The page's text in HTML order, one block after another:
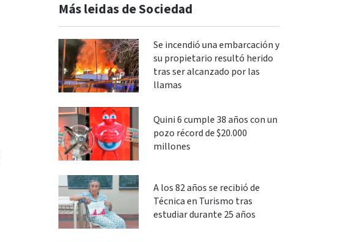
Más leidas de Sociedad
Se incendió una embarcación y
su propietario resultó herido
tras ser alcanzado por las
llamas
Quini 6 cumple 38 años con un
pozo récord de $20.000
millones
A los 82 años se recibió de
Técnica en Turismo tras
estudiar durante 25 años